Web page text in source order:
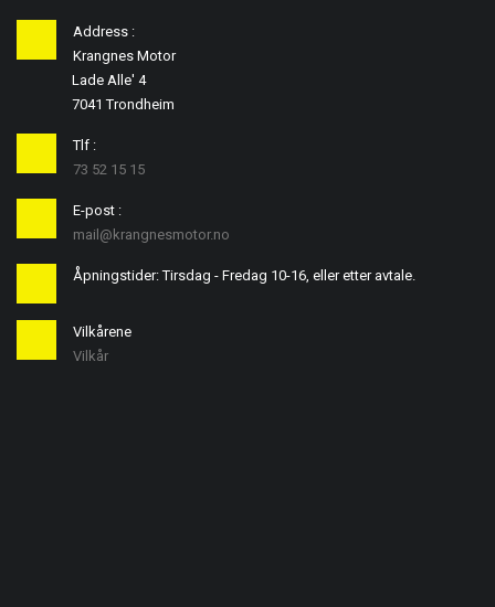
Address :
Krangnes Motor
Lade Alle' 4
7041 Trondheim
Tlf :
73 52 15 15
E-post :
mail@krangnesmotor.no
Åpningstider: Tirsdag - Fredag 10-16, eller etter avtale.
Vilkårene
Vilkår